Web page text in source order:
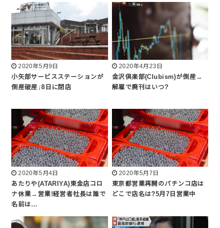
2020年5月9日
小矢部サービスステーションが
倒産破産↓8日に閉店
2020年4月23日
金沢倶楽部(Clubism)が倒産→
解雇で廃刊はいつ?
2020年5月4日
あたりや(ATARIYA)東金店コロ
ナ休業→営業!経営者社長は誰で
名前は…
2020年5月7日
東京都営業再開のパチンコ店は
どこで店名は?5月7日営業中